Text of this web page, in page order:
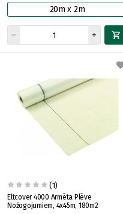
20m x 2m
(1)
Eltcover 4000 Armēta Plēve
Nožogojumiem, 4x45m, 180m2